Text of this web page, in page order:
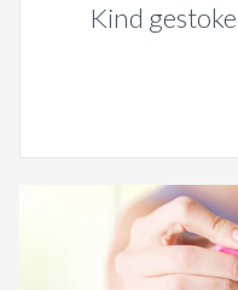
Kind